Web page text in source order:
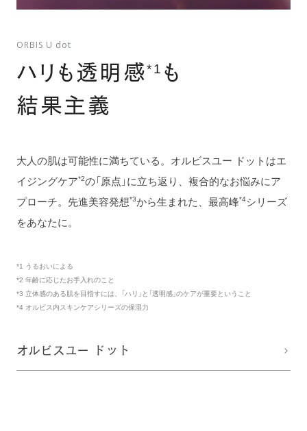
ORBIS U dot
ハ リ も 透 明 感*1 も
結果主 義
大人の肌は可能性に満ちている。オルビスユー ドットはエ
イジングケア*2の「原点」に立ち返り、複合的なお悩みにア
プローチ。先進美容発想*3から生まれた、最高峰*4シリーズ
をあなたに。
*1 うるおいによる
*2 年齢に応じたお手入れのこと
*3 立体感のある肌を目指すには、「ハリ」と「透明感」のケアが重要ということ
*4 オルビス内スキンケアシリーズの保湿力
オルビスユー ドット